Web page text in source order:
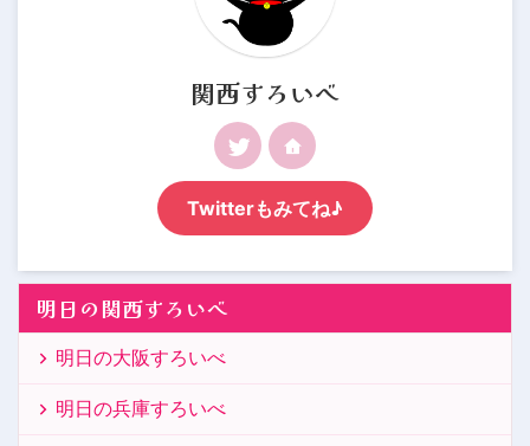
関西すろいべ
Twitterもみてね♪
明日の関西すろいべ
明日の大阪すろいべ
明日の兵庫すろいべ